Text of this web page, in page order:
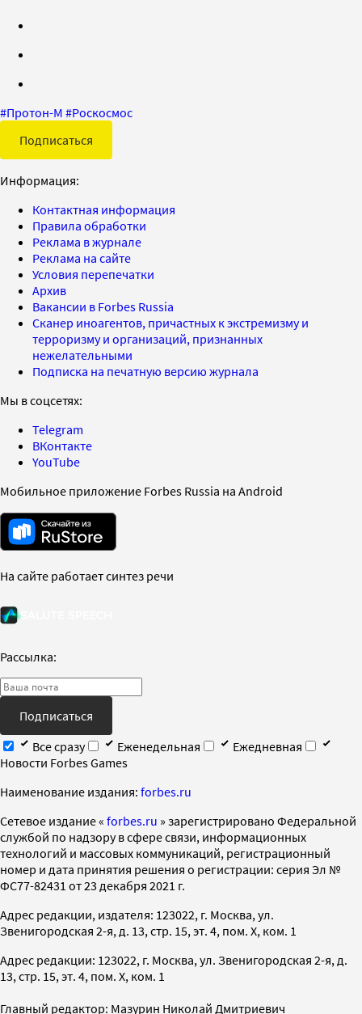
#Протон-М #Роскосмос
Подписаться
Информация:
Контактная информация
Правила обработки
Реклама в журнале
Реклама на сайте
Условия перепечатки
Архив
Вакансии в Forbes Russia
Сканер иноагентов, причастных к экстремизму и
терроризму и организаций, признанных
нежелательными
Подписка на печатную версию журнала
Мы в соцсетях:
Telegram
ВКонтакте
YouTube
Мобильное приложение Forbes Russia на Android
На сайте работает синтез речи
Рассылка:
Подписаться
Все сразу
Еженедельная
Ежедневная
Новости Forbes Games
Наименование издания: forbes.ru
Cетевое издание « forbes.ru » зарегистрировано Федеральной
службой по надзору в сфере связи, информационных
технологий и массовых коммуникаций, регистрационный
номер и дата принятия решения о регистрации: серия Эл №
ФС77-82431 от 23 декабря 2021 г.
Адрес редакции, издателя: 123022, г. Москва, ул.
Звенигородская 2-я, д. 13, стр. 15, эт. 4, пом. X, ком. 1
Адрес редакции: 123022, г. Москва, ул. Звенигородская 2-я, д.
13, стр. 15, эт. 4, пом. X, ком. 1
Главный редактор: Мазурин Николай Дмитриевич